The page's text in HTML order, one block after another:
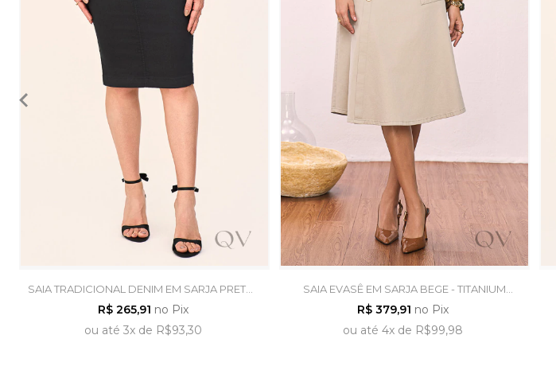
SAIA TRADICIONAL DENIM EM SARJA PRETO -
LAURA ROSA
R$ 265,91 no Pix
ou até 3xde R$93,30
SAIA EVASÊ EM SARJA BEGE - TITANIUM
JEANS
R$ 379,91 no Pix
ou até 4x de R$99,98